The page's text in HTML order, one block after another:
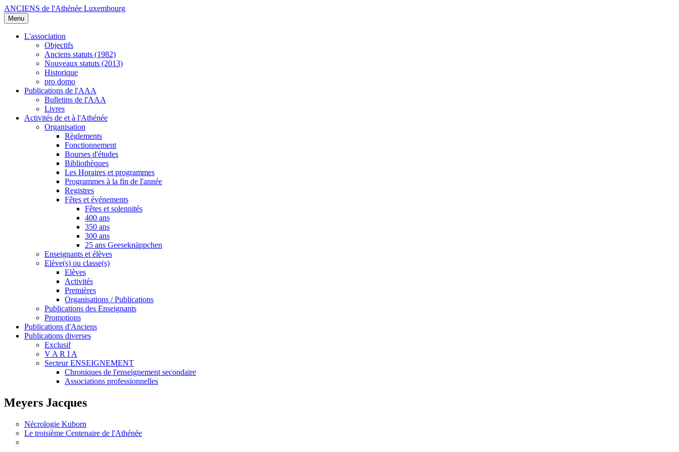
ANCIENS de l'Athénée Luxembourg
Menu
L'association
Objectifs
Anciens statuts (1982)
Nouveaux statuts (2013)
Historique
pro domo
Publications de l'AAA
Bulletins de l'AAA
Livres
Activités de et à l'Athénée
Organisation
Règlements
Fonctionnement
Bourses d'études
Bibliothèques
Les Horaires et programmes
Programmes à la fin de l'année
Registres
Fêtes et événements
Fêtes et solennités
400 ans
350 ans
300 ans
25 ans Geeseknäppchen
Enseignants et élèves
Elève(s) ou classe(s)
Elèves
Activités
Premières
Organisations / Publications
Publications des Enseignants
Promotions
Publications d'Anciens
Publications diverses
Exclusif
V A R I A
Secteur ENSEIGNEMENT
Chroniques de l'enseignement secondaire
Associations professionnelles
Meyers Jacques
Nécrologie Kuborn
Le troisième Centenaire de l'Athénée